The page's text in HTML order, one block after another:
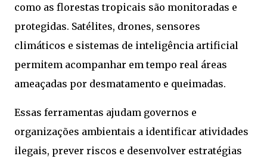
como as florestas tropicais são monitoradas e
protegidas. Satélites, drones, sensores
climáticos e sistemas de inteligência artificial
permitem acompanhar em tempo real áreas
ameaçadas por desmatamento e queimadas.
Essas ferramentas ajudam governos e
organizações ambientais a identificar atividades
ilegais, prever riscos e desenvolver estratégias